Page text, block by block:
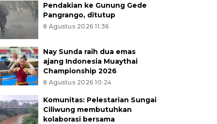
Pendakian ke Gunung Gede
Pangrango, ditutup
8 Agustus 2026 11:36
Nay Sunda raih dua emas
ajang Indonesia Muaythai
Championship 2026
8 Agustus 2026 10:24
Komunitas: Pelestarian Sungai
Ciliwung membutuhkan
kolaborasi bersama